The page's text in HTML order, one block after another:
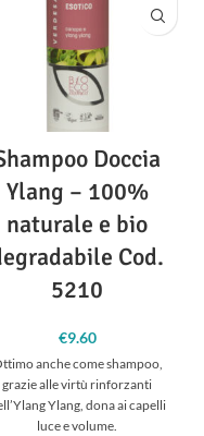
Doccia
Ylang – 100%
naturale e bio
Cod.
5210
€9.60
anche come shampoo,
grazie alle virtù rinforzanti
Ylang, dona ai capelli
luce e volume.